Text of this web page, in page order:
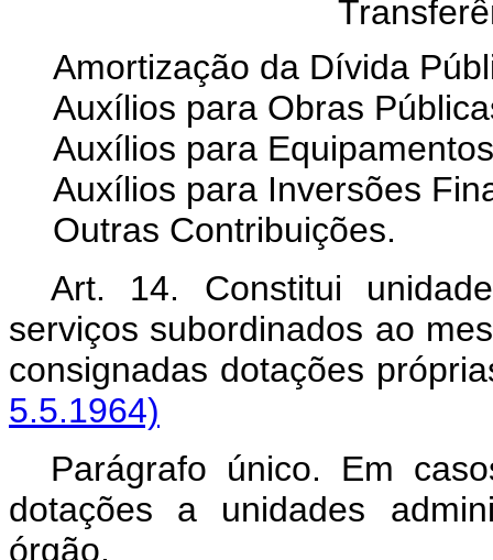
Amortização da Dívida
Auxílios para Obras
Auxílios para
Auxílios para Inversões
Outras Contribuições.
Art. 14. Constitui
serviços subordinados ao
consignadas dotações
5.5.1964)
Parágrafo único. Em
dotações a unidades
órgão.